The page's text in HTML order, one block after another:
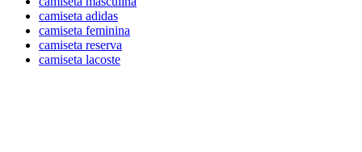
camiseta adidas
camiseta feminina
camiseta reserva
camiseta lacoste